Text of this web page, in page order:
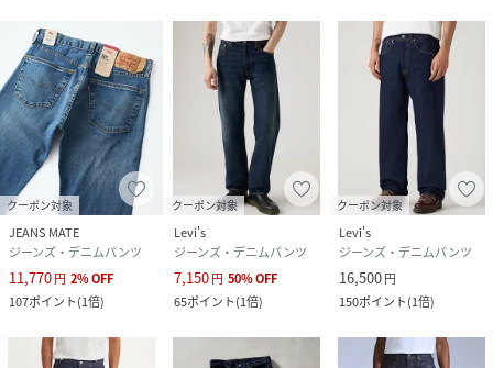
クーポン対象
JEANS MATE
ジーンズ・デニムパンツ
11,770円 2%OFF
107ポイント(1倍)
クーポン対象
Levi's
ジーンズ・デニムパンツ
7,150円 50%OFF
65ポイント(1倍)
クーポン対象
Levi's
ジーンズ・デニムパンツ
16,500円
150ポイント(1倍)